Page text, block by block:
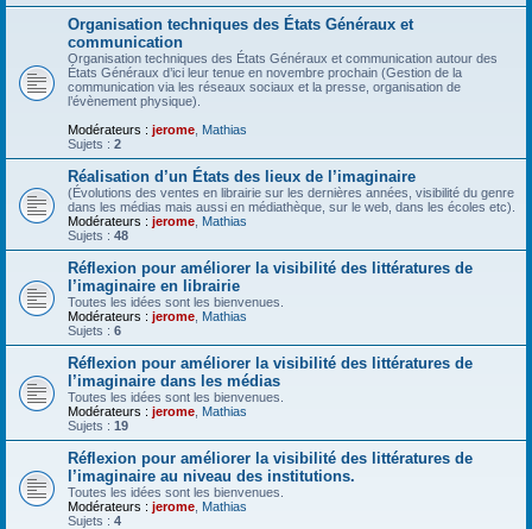
Organisation techniques des États Généraux et
communication
Organisation techniques des États Généraux et communication autour des
États Généraux d’ici leur tenue en novembre prochain (Gestion de la
communication via les réseaux sociaux et la presse, organisation de
l’évènement physique).
Modérateurs : jerome Mathias
Sujets : 2
Réalisation d’un États des lieux de l’imaginaire
(Évolutions des ventes en librairie sur les dernières années, visibilité du genre
dans les médias mais aussi en médiathèque, sur le web, dans les écoles etc).
Modérateurs : jerome Mathias
Sujets : 48
Réflexion pour améliorer la visibilité des littératures de
l’imaginaire en librairie
Toutes les idées sont les bienvenues.
Modérateurs : jerome Mathias
Sujets : 6
Réflexion pour améliorer la visibilité des littératures de
l’imaginaire dans les médias
Toutes les idées sont les bienvenues.
Modérateurs : jerome Mathias
Sujets : 19
Réflexion pour améliorer la visibilité des littératures de
l’imaginaire au niveau des institutions.
Toutes les idées sont les bienvenues.
Modérateurs : jerome Mathias
Sujets : 4